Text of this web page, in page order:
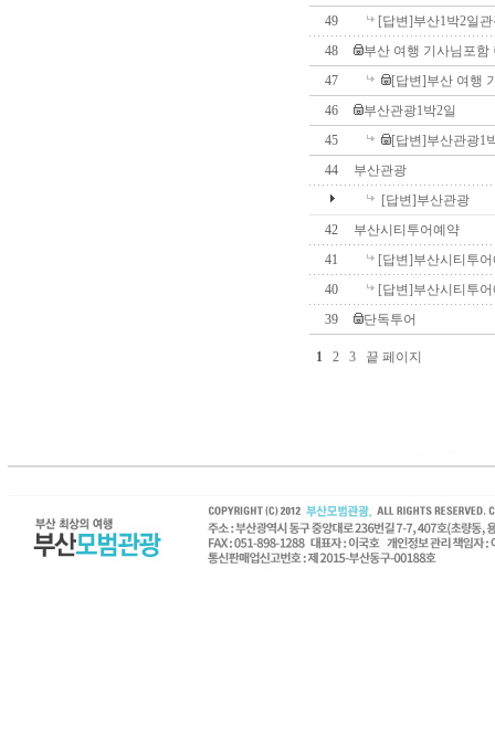
49
[답변]부산1박2일
48
부산 여행 기사님포함
47
[답변]부산 여행
46
부산관광1박2일
45
[답변]부산관광1
44
부산관광
[답변]부산관광
42
부산시티투어예약
41
[답변]부산시티투
40
[답변]부산시티투
39
단독투어
1 2 3 끝 페이지